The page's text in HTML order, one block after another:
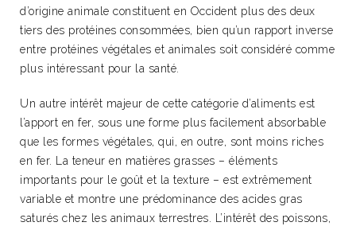
d’origine animale constituent en Occident plus des deux
tiers des protéines consommées, bien qu’un rapport inverse
entre protéines végétales et animales soit considéré comme
plus intéressant pour la santé.
Un autre intérêt majeur de cette catégorie d’aliments est
l’apport en fer, sous une forme plus facilement absorbable
que les formes végétales, qui, en outre, sont moins riches
en fer. La teneur en matières grasses – éléments
importants pour le goût et la texture – est extrêmement
variable et montre une prédominance des acides gras
saturés chez les animaux terrestres. L’intérêt des poissons,